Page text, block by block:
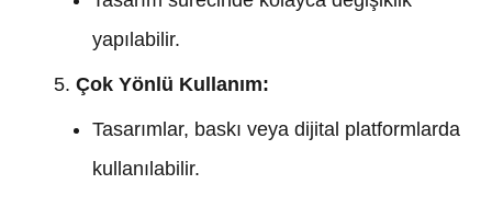
yapılabilir.
Çok Yönlü Kullanım:
Tasarımlar, baskı veya dijital platformlarda
kullanılabilir.